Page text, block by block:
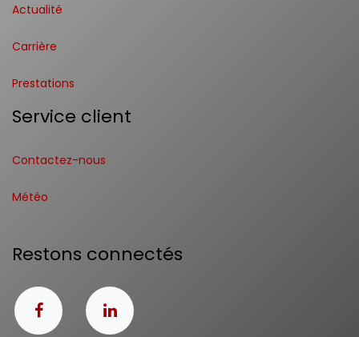
Actualité
Carrière
Prestations
Service client
Contactez-nous
Météo
Restons connectés